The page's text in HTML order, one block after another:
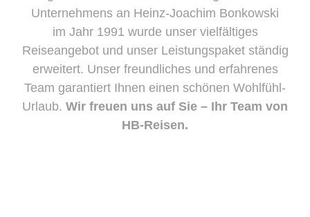
Unternehmens an Heinz-Joachim Bonkowski
im Jahr 1991 wurde unser vielfältiges
Reiseangebot und unser Leistungspaket ständig
erweitert. Unser freundliches und erfahrenes
Team garantiert Ihnen einen schönen Wohlfühl-
Urlaub. Wir freuen uns auf Sie – Ihr Team von
HB-Reisen.